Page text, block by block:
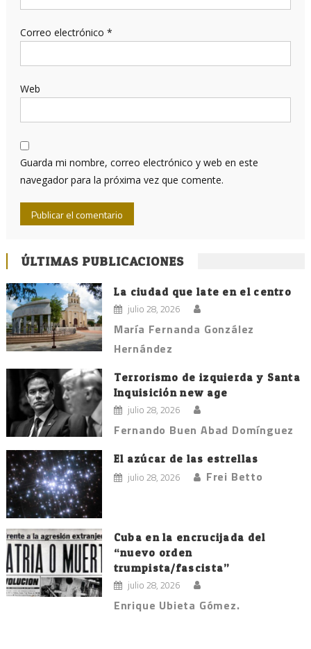
Correo electrónico *
Web
Guarda mi nombre, correo electrónico y web en este
navegador para la próxima vez que comente.
ÚLTIMAS PUBLICACIONES
La ciudad que late en el centro
julio 28, 2026
María Fernanda González
Hernández
Terrorismo de izquierda y Santa
Inquisición new age
julio 28, 2026
Fernando Buen Abad Domínguez
El azúcar de las estrellas
julio 28, 2026 Frei Betto
Cuba en la encrucijada del
“nuevo orden
trumpista/fascista”
julio 28, 2026
Enrique Ubieta Gómez.